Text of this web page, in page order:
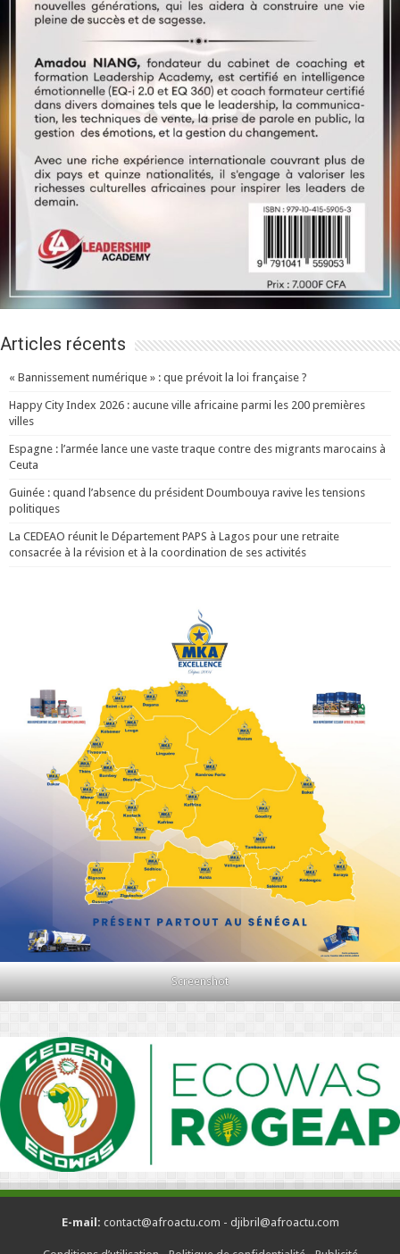
Articles récents
« Bannissement numérique » : que prévoit la loi française ?
Happy City Index 2026 : aucune ville africaine parmi les 200 premières
villes
Espagne : l’armée lance une vaste traque contre des migrants marocains à
Ceuta
Guinée : quand l’absence du président Doumbouya ravive les tensions
politiques
La CEDEAO réunit le Département PAPS à Lagos pour une retraite
consacrée à la révision et à la coordination de ses activités
Screenshot
E-mail: contact@afroactu.com - djibril@afroactu.com